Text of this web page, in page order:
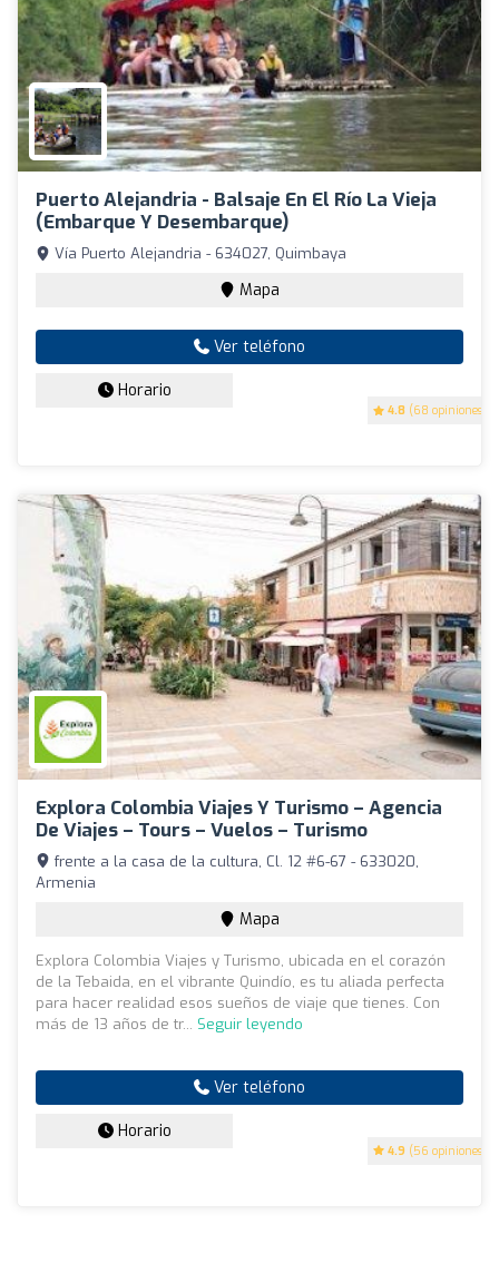
Puerto Alejandria - Balsaje En El Río La Vieja
(Embarque Y Desembarque)
4.8 (68 opiniones)
Vía Puerto Alejandria - 634027, Quimbaya
Mapa
Ver teléfono
Horario
Explora Colombia Viajes Y Turismo – Agencia
De Viajes – Tours – Vuelos – Turismo
4.9 (56 opiniones)
frente a la casa de la cultura, Cl. 12 #6-67 - 633020,
Armenia
Mapa
Explora Colombia Viajes y Turismo, ubicada en el corazón
de la Tebaida, en el vibrante Quindío, es tu aliada perfecta
para hacer realidad esos sueños de viaje que tienes. Con
más de 13 años de tr... Seguir leyendo
Ver teléfono
Horario